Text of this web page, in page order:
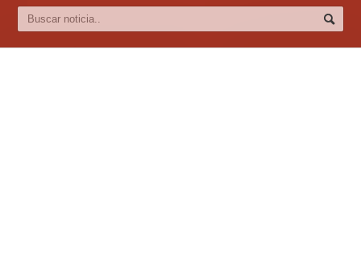
Cultura